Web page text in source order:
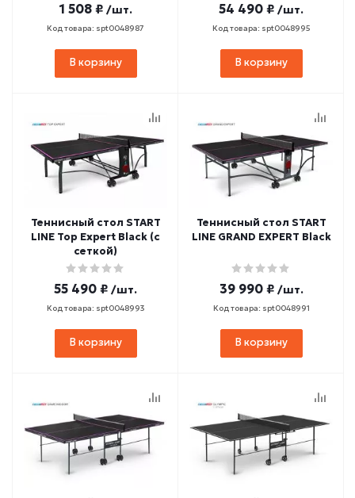
1 508 ₽ /шт.
Код товара: spt0048987
В корзину
54 490 ₽ /шт.
Код товара: spt0048995
В корзину
Теннисный стол START
LINE Top Expert Black (с
сеткой)
55 490 ₽ /шт.
Код товара: spt0048993
В корзину
Теннисный стол START
LINE GRAND EXPERT Black
39 990 ₽ /шт.
Код товара: spt0048991
В корзину